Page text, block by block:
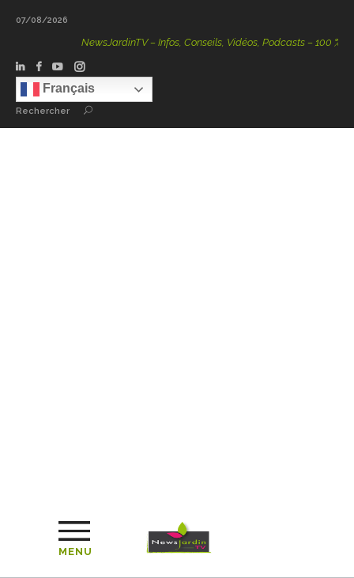
07/08/2026
NewsJardinTV – Infos, Conseils, Vidéos, Podcasts – 100 %
Français
Rechercher
MENU